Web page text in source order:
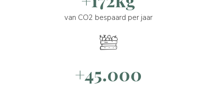
van CO2 bespaard per jaar
+45.000